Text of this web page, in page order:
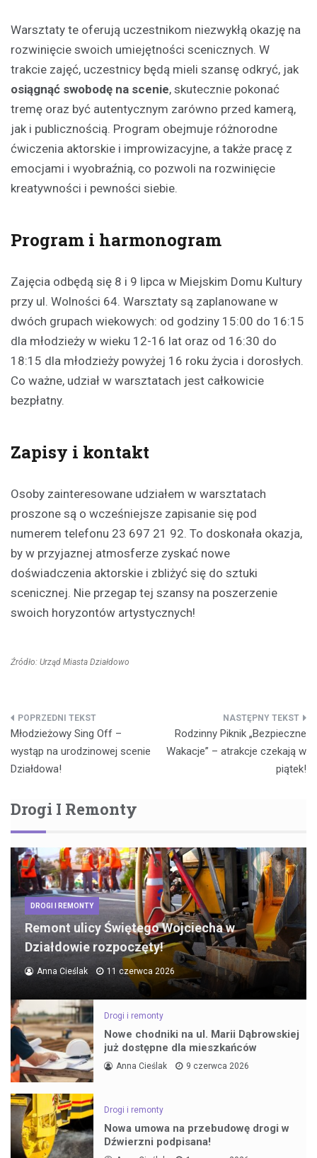
Warsztaty te oferują uczestnikom niezwykłą okazję na
rozwinięcie swoich umiejętności scenicznych. W
trakcie zajęć, uczestnicy będą mieli szansę odkryć, jak
osiągnąć swobodę na scenie, skutecznie pokonać
tremę oraz być autentycznym zarówno przed kamerą,
jak i publicznością. Program obejmuje różnorodne
ćwiczenia aktorskie i improwizacyjne, a także pracę z
emocjami i wyobraźnią, co pozwoli na rozwinięcie
kreatywności i pewności siebie.
Program i harmonogram
Zajęcia odbędą się 8 i 9 lipca w Miejskim Domu Kultury
przy ul. Wolności 64. Warsztaty są zaplanowane w
dwóch grupach wiekowych: od godziny 15:00 do 16:15
dla młodzieży w wieku 12-16 lat oraz od 16:30 do
18:15 dla młodzieży powyżej 16 roku życia i dorosłych.
Co ważne, udział w warsztatach jest całkowicie
bezpłatny.
Zapisy i kontakt
Osoby zainteresowane udziałem w warsztatach
proszone są o wcześniejsze zapisanie się pod
numerem telefonu 23 697 21 92. To doskonała okazja,
by w przyjaznej atmosferze zyskać nowe
doświadczenia aktorskie i zbliżyć się do sztuki
scenicznej. Nie przegap tej szansy na poszerzenie
swoich horyzontów artystycznych!
Źródło: Urząd Miasta Działdowo
Nawigacja
wpisu
Młodzieżowy Sing Off –
wystąp na urodzinowej scenie
Działdowa!
Rodzinny Piknik „Bezpieczne
Wakacje” – atrakcje czekają w
piątek!
Drogi I Remonty
DROGI I REMONTY
Remont ulicy Świętego Wojciecha w
Działdowie rozpoczęty!
Anna Cieślak 11 czerwca 2026
Drogi i remonty
Nowe chodniki na ul. Marii Dąbrowskiej
już dostępne dla mieszkańców
Anna Cieślak 9 czerwca 2026
Drogi i remonty
Nowa umowa na przebudowę drogi w
Dźwierzni podpisana!